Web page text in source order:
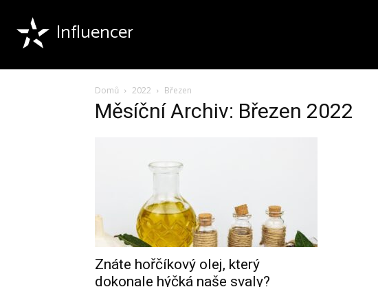
Influencer
Domů 2022 Březen
Měsíční Archiv: Březen 2022
Znáte hořčíkový olej, který
dokonale hýčká naše svaly?